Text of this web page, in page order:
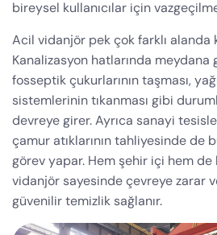
bireysel kullanıcılar için
Acil vidanjör pek çok farklı alanda
Kanalizasyon hatlarında meydana
fosseptik çukurlarının taşması,
sistemlerinin tıkanması gibi
devreye girer. Ayrıca sanayi
çamur atıklarının tahliyesinde de
görev yapar. Hem şehir içi hem de
vidanjör sayesinde çevreye zarar
güvenilir temizlik sağlanır.